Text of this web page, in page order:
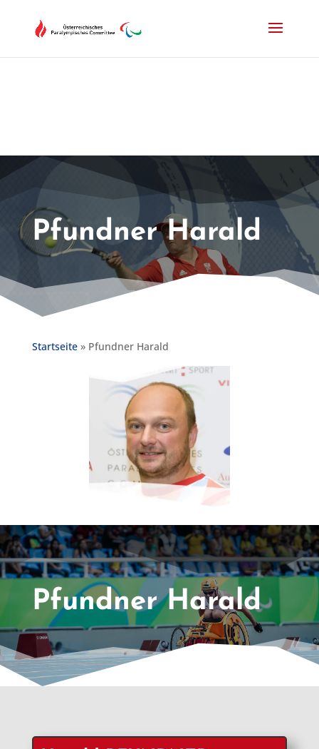
Pfundner Harald
Startseite» Pfundner Harald
Pfundner Harald